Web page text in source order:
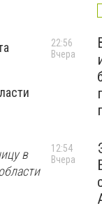
в
22:56
Вчера
12:54
Вчера